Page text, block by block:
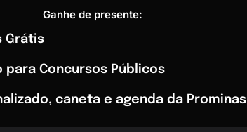
Ganhe de presente:
Grátis
para Concursos Públicos
caneta e agenda da Prominas